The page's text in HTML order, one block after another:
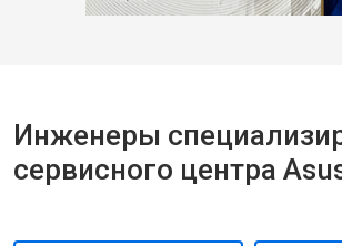
Инженеры
сервисного центра